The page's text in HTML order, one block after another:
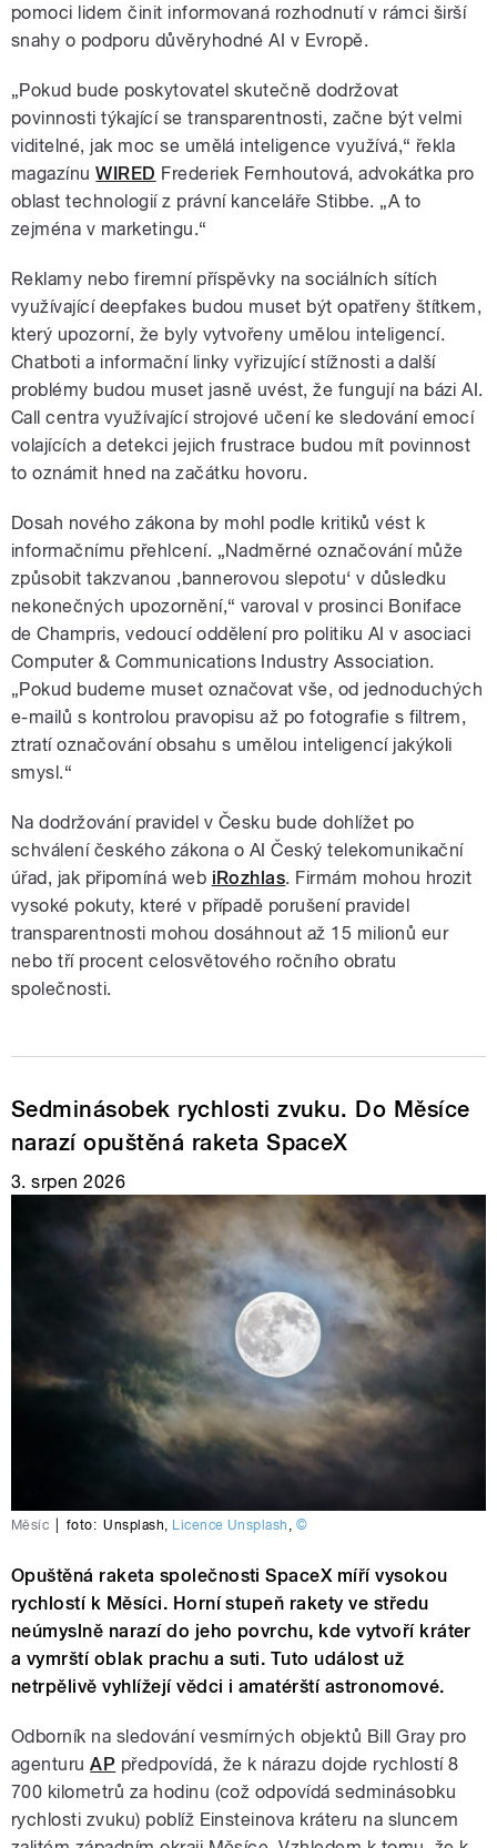
pomoci lidem činit informovaná rozhodnutí v rámci širší
snahy o podporu důvěryhodné AI v Evropě.
„Pokud bude poskytovatel skutečně dodržovat
povinnosti týkající se transparentnosti, začne být velmi
viditelné, jak moc se umělá inteligence využívá,“ řekla
magazínuWIRED Frederiek Fernhoutová, advokátka pro
oblast technologií z právní kanceláře Stibbe. „A to
zejména v marketingu.“
Reklamy nebo firemní příspěvky na sociálních sítích
využívající deepfakes budou muset být opatřeny štítkem,
který upozorní, že byly vytvořeny umělou inteligencí.
Chatboti a informační linky vyřizující stížnosti a další
problémy budou muset jasně uvést, že fungují na bázi AI.
Call centra využívající strojové učení ke sledování emocí
volajících a detekci jejich frustrace budou mít povinnost
to oznámit hned na začátku hovoru.
Dosah nového zákona by mohl podle kritiků vést k
informačnímu přehlcení. „Nadměrné označování může
způsobit takzvanou ‚bannerovou slepotu‘ v důsledku
nekonečných upozornění,“ varoval v prosinci Boniface
de Champris, vedoucí oddělení pro politiku AI v asociaci
Computer & Communications Industry Association.
„Pokud budeme muset označovat vše, od jednoduchých
e-mailů s kontrolou pravopisu až po fotografie s filtrem,
ztratí označování obsahu s umělou inteligencí jakýkoli
smysl.“
Na dodržování pravidel v Česku bude dohlížet po
schválení českého zákona o AI Český telekomunikační
úřad, jak připomíná web iRozhlas. Firmám mohou hrozit
vysoké pokuty, které v případě porušení pravidel
transparentnosti mohou dosáhnout až 15 milionů eur
nebo tří procent celosvětového ročního obratu
společnosti.
Sedminásobek rychlosti zvuku. Do Měsíce
narazí opuštěná raketa SpaceX
3. srpen 2026
Měsíc foto: Unsplash, Licence Unsplash , ©
Opuštěná raketa společnosti SpaceX míří vysokou
rychlostí k Měsíci. Horní stupeň rakety ve středu
neúmyslně narazí do jeho povrchu, kde vytvoří kráter
a vymrští oblak prachu a suti. Tuto událost už
netrpělivě vyhlížejí vědci i amatérští astronomové.
Odborník na sledování vesmírných objektů Bill Gray pro
agenturuAP předpovídá, že k nárazu dojde rychlostí 8
700 kilometrů za hodinu (což odpovídá sedminásobku
rychlosti zvuku) poblíž Einsteinova kráteru na sluncem